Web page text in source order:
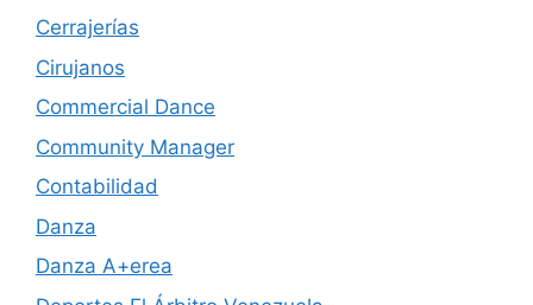
Cerrajerías
Cirujanos
Commercial Dance
Community Manager
Contabilidad
Danza
Danza A+erea